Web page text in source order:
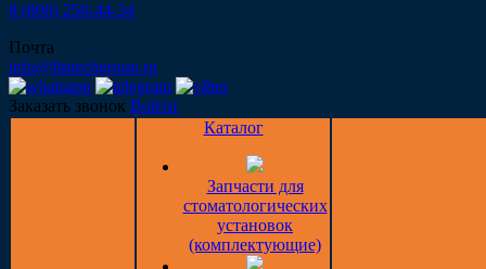
8 (800) 250-44-34
Почта
info@fintechgroup.ru
Заказать звонок Войти
Каталог
Запчасти для
стоматологических
установок
(комплектующие)